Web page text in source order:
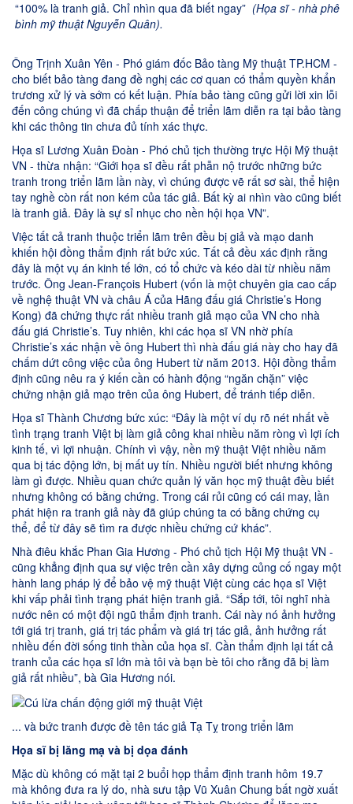
“100% là tranh giả. Chỉ nhìn qua đã biết ngay” (Họa sĩ - nhà phê
bình mỹ thuật Nguyễn Quân).
Ông Trịnh Xuân Yên - Phó giám đốc Bảo tàng Mỹ thuật TP.HCM -
cho biết bảo tàng đang đề nghị các cơ quan có thẩm quyền khẩn
trương xử lý và sớm có kết luận. Phía bảo tàng cũng gửi lời xin lỗi
đến công chúng vì đã chấp thuận để triển lãm diễn ra tại bảo tàng
khi các thông tin chưa đủ tính xác thực.
Họa sĩ Lương Xuân Đoàn - Phó chủ tịch thường trực Hội Mỹ thuật
VN - thừa nhận: “Giới họa sĩ đều rất phẫn nộ trước những bức
tranh trong triển lãm lần này, vì chúng được vẽ rất sơ sài, thể hiện
tay nghề còn rất non kém của tác giả. Bất kỳ ai nhìn vào cũng biết
là tranh giả. Đây là sự sỉ nhục cho nền hội họa VN”.
Việc tất cả tranh thuộc triển lãm trên đều bị giả và mạo danh
khiến hội đồng thẩm định rất bức xúc. Tất cả đều xác định rằng
đây là một vụ án kinh tế lớn, có tổ chức và kéo dài từ nhiều năm
trước. Ông Jean-François Hubert (vốn là một chuyên gia cao cấp
về nghệ thuật VN và châu Á của Hãng đấu giá Christie’s Hong
Kong) đã chứng thực rất nhiều tranh giả mạo của VN cho nhà
đấu giá Christie’s. Tuy nhiên, khi các họa sĩ VN nhờ phía
Christie’s xác nhận về ông Hubert thì nhà đấu giá này cho hay đã
chấm dứt công việc của ông Hubert từ năm 2013. Hội đồng thẩm
định cũng nêu ra ý kiến cần có hành động “ngăn chặn” việc
chứng nhận giả mạo trên của ông Hubert, để tránh tiếp diễn.
Họa sĩ Thành Chương bức xúc: “Đây là một ví dụ rõ nét nhất về
tình trạng tranh Việt bị làm giả công khai nhiều năm ròng vì lợi ích
kinh tế, vì lợi nhuận. Chính vì vậy, nền mỹ thuật Việt nhiều năm
qua bị tác động lớn, bị mất uy tín. Nhiều người biết nhưng không
làm gì được. Nhiều quan chức quản lý văn học mỹ thuật đều biết
nhưng không có bằng chứng. Trong cái rủi cũng có cái may, lần
phát hiện ra tranh giả này đã giúp chúng ta có bằng chứng cụ
thể, để từ đây sẽ tìm ra được nhiều chứng cứ khác”.
Nhà điêu khắc Phan Gia Hương - Phó chủ tịch Hội Mỹ thuật VN -
cũng khẳng định qua sự việc trên cần xây dựng củng cố ngay một
hành lang pháp lý để bảo vệ mỹ thuật Việt cùng các họa sĩ Việt
khi vấp phải tình trạng phát hiện tranh giả. “Sắp tới, tôi nghĩ nhà
nước nên có một đội ngũ thẩm định tranh. Cái này nó ảnh hưởng
tới giá trị tranh, giá trị tác phẩm và giá trị tác giả, ảnh hưởng rất
nhiều đến đời sống tinh thần của họa sĩ. Cần thẩm định lại tất cả
tranh của các họa sĩ lớn mà tôi và bạn bè tôi cho rằng đã bị làm
giả rất nhiều”, bà Gia Hương nói.
... và bức tranh được đề tên tác giả Tạ Tỵ trong triển lãm
Họa sĩ bị lăng mạ và bị dọa đánh
Mặc dù không có mặt tại 2 buổi họp thẩm định tranh hôm 19.7
mà không đưa ra lý do, nhà sưu tập Vũ Xuân Chung bất ngờ xuất